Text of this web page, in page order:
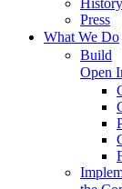
Press
What We Do
Build
Open